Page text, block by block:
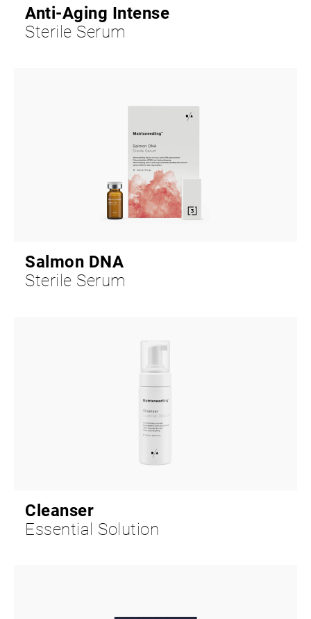
Anti-Aging Intense
Sterile Serum
Salmon DNA
Sterile Serum
Cleanser
Essential Solution